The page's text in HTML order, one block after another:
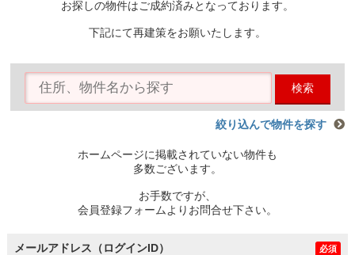
お探しの物件はご成約済みとなっております。
下記にて再建策をお願いたします。
検索
絞り込んで物件を探す
ホームページに掲載されていない物件も
多数ございます。
お手数ですが、
会員登録フォームよりお問合せ下さい。
メールアドレス（ログインID） 必須